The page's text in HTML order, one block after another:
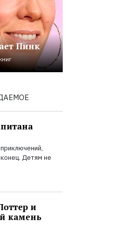
Пинк
Детям не
и
камень